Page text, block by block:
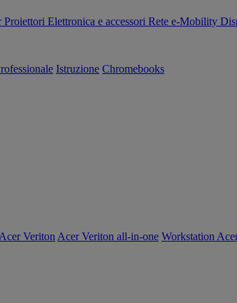
Proiettori Elettronica e accessori Rete e-Mobility
Istruzione Chromebooks
Veriton Acer Veriton all-in-one Workstation